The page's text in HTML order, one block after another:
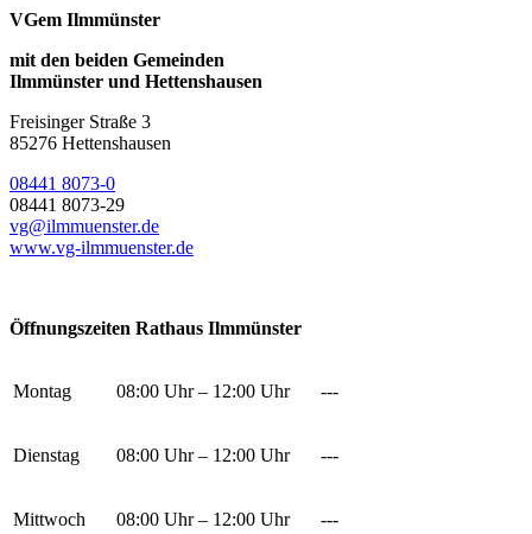
VGem Ilmmünster
mit den beiden Gemeinden
Ilmmünster und Hettenshausen
Freisinger Straße 3
85276 Hettenshausen
08441 8073-0
08441 8073-29
vg@ilmmuenster.de
www.vg-ilmmuenster.de
Öffnungszeiten Rathaus Ilmmünster
Montag 08:00 Uhr – 12:00 Uhr ---
Dienstag 08:00 Uhr – 12:00 Uhr ---
Mittwoch 08:00 Uhr – 12:00 Uhr ---